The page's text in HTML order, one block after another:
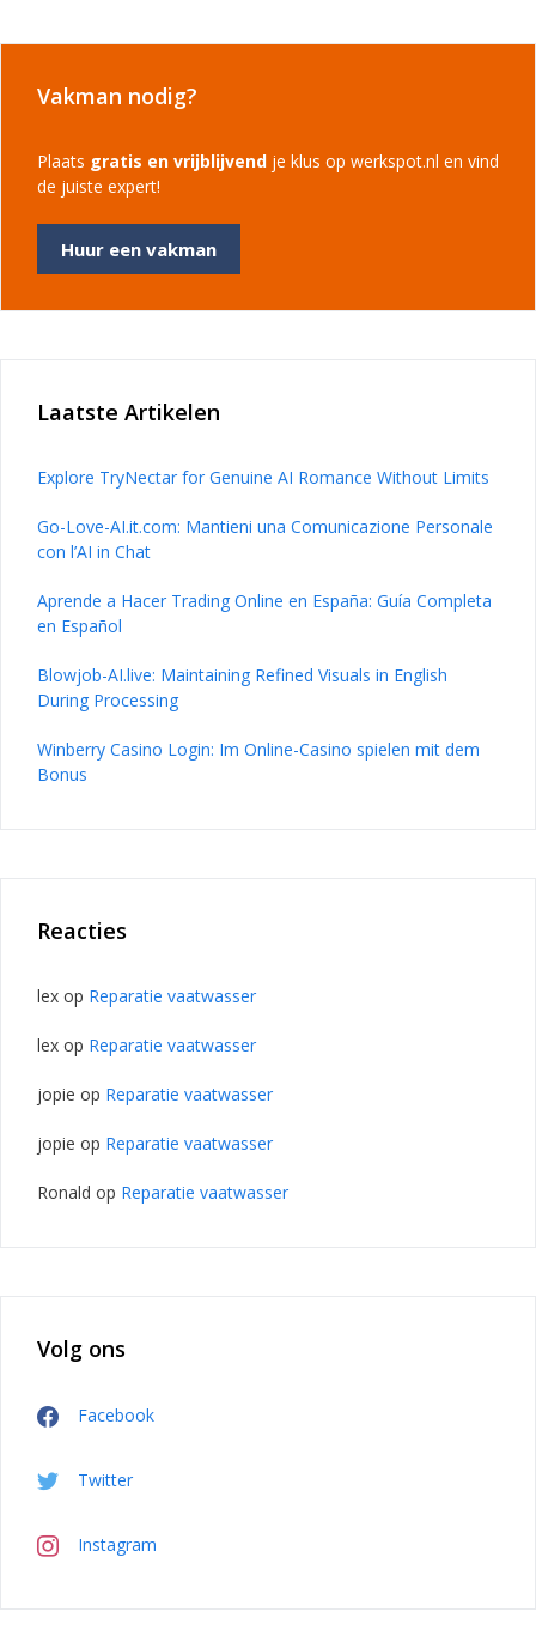
Vakman nodig?
Plaats gratis en vrijblijvend je klus op werkspot.nl en vind
de juiste expert!
Huur een vakman
Laatste Artikelen
Explore TryNectar for Genuine AI Romance Without Limits
Go-Love-AI.it.com: Mantieni una Comunicazione Personale
con l’AI in Chat
Aprende a Hacer Trading Online en España: Guía Completa
en Español
Blowjob-AI.live: Maintaining Refined Visuals in English
During Processing
Winberry Casino Login: Im Online-Casino spielen mit dem
Bonus
Reacties
lex op Reparatie vaatwasser
lex op Reparatie vaatwasser
jopie op Reparatie vaatwasser
jopie op Reparatie vaatwasser
Ronald op Reparatie vaatwasser
Volg ons
Facebook
Twitter
Instagram